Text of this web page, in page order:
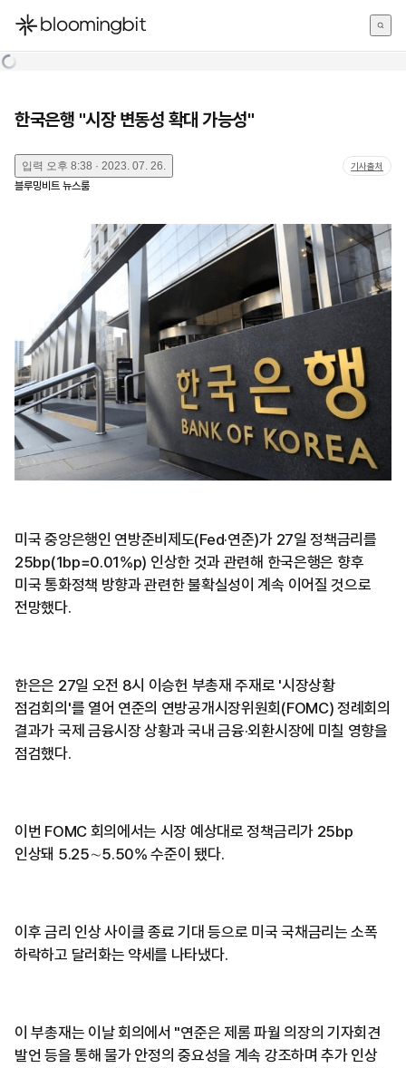
한국어
한국은행 "시장 변동성 확대 가능성"
입력 오후 8:38 · 2023. 07. 26. 기사출처
블루밍비트 뉴스룸
미국 중앙은행인 연방준비제도(Fed·연준)가 27일 정책금리를
25bp(1bp=0.01%p) 인상한 것과 관련해 한국은행은 향후
미국 통화정책 방향과 관련한 불확실성이 계속 이어질 것으로
전망했다.
한은은 27일 오전 8시 이승헌 부총재 주재로 '시장상황
점검회의'를 열어 연준의 연방공개시장위원회(FOMC) 정례회의
결과가 국제 금융시장 상황과 국내 금융·외환시장에 미칠 영향을
점검했다.
이번 FOMC 회의에서는 시장 예상대로 정책금리가 25bp
인상돼 5.25∼5.50% 수준이 됐다.
이후 금리 인상 사이클 종료 기대 등으로 미국 국채금리는 소폭
하락하고 달러화는 약세를 나타냈다.
이 부총재는 이날 회의에서 "연준은 제롬 파월 의장의 기자회견
발언 등을 통해 물가 안정의 중요성을 계속 강조하며 추가 인상